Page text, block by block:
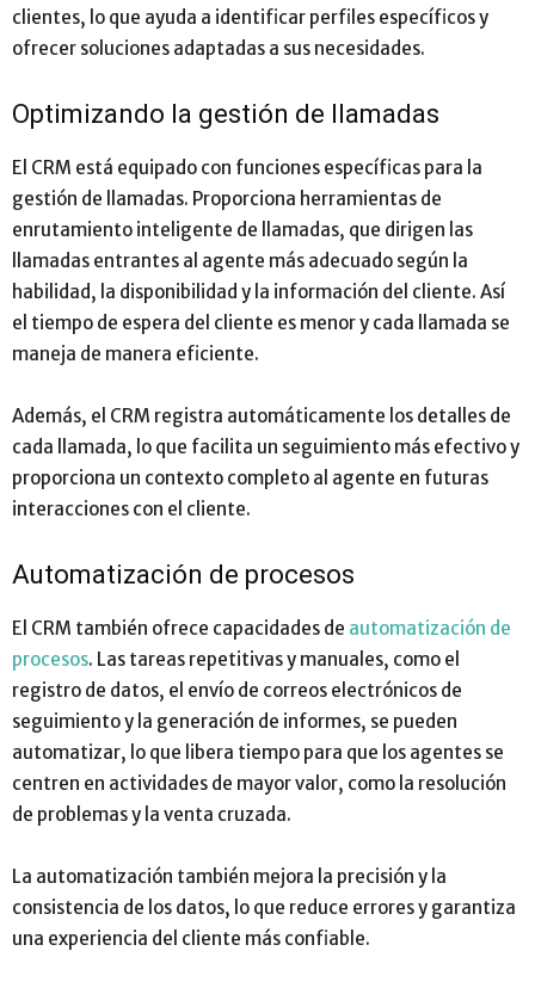
clientes, lo que ayuda a identificar perfiles específicos y
ofrecer soluciones adaptadas a sus necesidades.
Optimizando la gestión de llamadas
El CRM está equipado con funciones específicas para la
gestión de llamadas. Proporciona herramientas de
enrutamiento inteligente de llamadas, que dirigen las
llamadas entrantes al agente más adecuado según la
habilidad, la disponibilidad y la información del cliente. Así
el tiempo de espera del cliente es menor y cada llamada se
maneja de manera eficiente.
Además, el CRM registra automáticamente los detalles de
cada llamada, lo que facilita un seguimiento más efectivo y
proporciona un contexto completo al agente en futuras
interacciones con el cliente.
Automatización de procesos
El CRM también ofrece capacidades de automatización de
procesos. Las tareas repetitivas y manuales, como el
registro de datos, el envío de correos electrónicos de
seguimiento y la generación de informes, se pueden
automatizar, lo que libera tiempo para que los agentes se
centren en actividades de mayor valor, como la resolución
de problemas y la venta cruzada.
La automatización también mejora la precisión y la
consistencia de los datos, lo que reduce errores y garantiza
una experiencia del cliente más confiable.